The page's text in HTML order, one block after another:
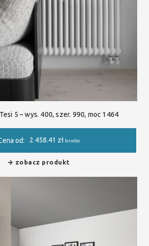
5 – wys. 400, szer. 990, moc 1464
od: 2 458.41 zł brutto
zobacz produkt